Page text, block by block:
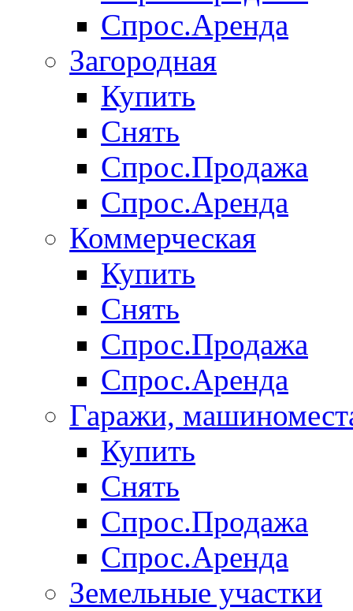
Спрос.Аренда
Загородная
Купить
Снять
Спрос.Продажа
Спрос.Аренда
Коммерческая
Купить
Снять
Спрос.Продажа
Спрос.Аренда
Гаражи,
Купить
Снять
Спрос.Продажа
Спрос.Аренда
Земельные участки